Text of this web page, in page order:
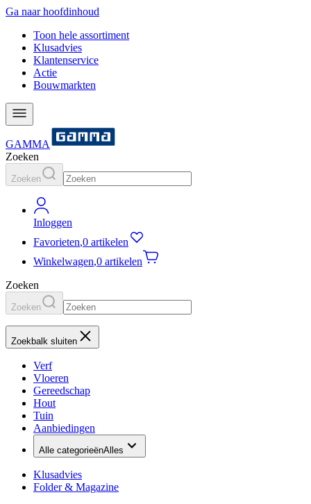
Ga naar hoofdinhoud
Toon hele assortiment
Klusadvies
Klantenservice
Actie
Bouwmarkten
GAMMA
Zoeken
Zoeken
Inloggen
Favorieten,0 artikelen
Winkelwagen,0 artikelen
Zoeken
Zoeken
Zoekbalk sluiten
Verf
Vloeren
Gereedschap
Hout
Tuin
Aanbiedingen
Alle categorieënAlles
Klusadvies
Folder & Magazine